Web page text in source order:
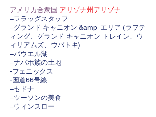
アメリカ合衆国 アリゾナ州アリゾナ
–フラッグスタッフ
–グランド キャニオン &amp; エリア (ラフテ
ィング、グランド キャニオン トレイン、ウ
ィリアムズ、ウパトキ)
–パウエル湖
–ナバホ族の土地
-フェニックス
-国道66号線
–セドナ
–ツーソンの美食
–ウィンスロー